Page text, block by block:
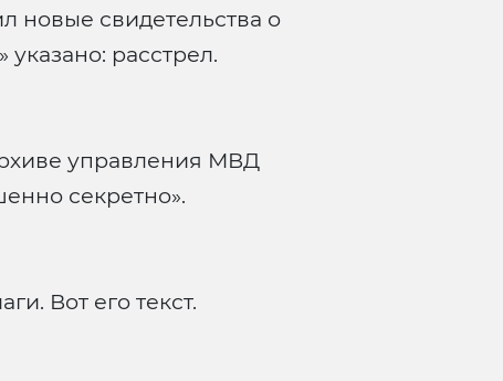
новые свидетельства о
расстрел.
управления МВД
секретно».
Вот его текст.